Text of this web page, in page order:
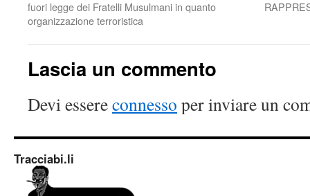
fuori legge dei Fratelli Musulmani in quanto
organizzazione terroristica
Lascia un commento
Devi essereconnesso per inviare un
Tracciabi.li